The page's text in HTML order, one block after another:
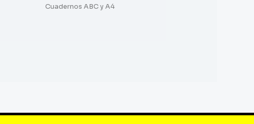
Cuadernos ABC y A4